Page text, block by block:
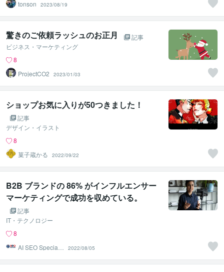
tonson 2023/08/19
驚きのご依頼ラッシュのお正月
記事
ビジネス・マーケティング
8
ProjectCO2
2023/01/03
ショップお気に入りが50つきました！
記事
デザイン・イラスト
8
菓子蔵かる
2022/09/22
B2B ブランドの 86% がインフルエンサー
マーケティングで成功を収めている。
記事
IT・テクノロジー
8
AI SEO Specialis
2022/08/05